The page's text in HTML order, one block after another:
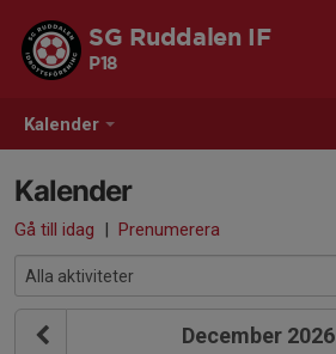
Kalender
SG Ruddalen IF
P18
Kalender
Gå till idag | Prenumerera
December 2026